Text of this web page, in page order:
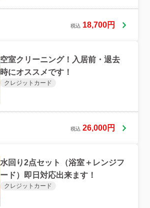
税込 18,700円
空室クリーニング！入居前・退去
時にオススメです！
クレジットカード
税込 26,000円
水回り2点セット（浴室＋レンジフ
ード）即日対応出来ます！
クレジットカード